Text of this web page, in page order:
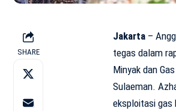
SHARE
Jakarta–
tegas dalam
Minyak dan
Sulaeman.
eksploitasi gas